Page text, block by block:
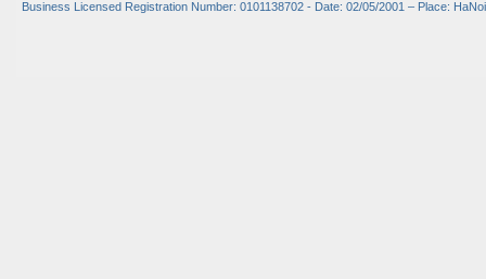
Business Licensed Registration Number: 0101138702 - Date: 02/05/2001 – Place: